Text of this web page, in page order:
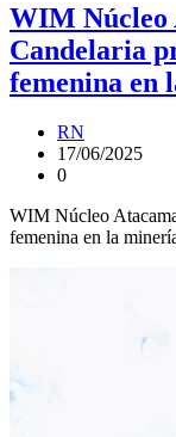
WIM Núcleo
Candelaria
femenina en
RN
17/06/2025
0
WIM Núcleo
femenina en la